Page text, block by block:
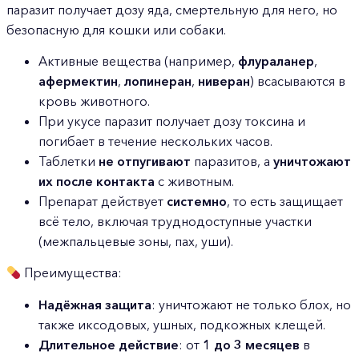
паразит получает дозу яда, смертельную для него, но
безопасную для кошки или собаки.
Активные вещества (например, флураланер,
афермектин,лопинеран, ниверан) всасываются в
кровь животного.
При укусе паразит получает дозу токсина и
погибает в течение нескольких часов.
Таблетки не отпугивают паразитов, а уничтожают
их после контакта с животным.
Препарат действует системно, то есть защищает
всё тело, включая труднодоступные участки
(межпальцевые зоны, пах, уши).
Преимущества:
Надёжная защита: уничтожают не только блох, но
также иксодовых, ушных, подкожных клещей.
Длительное действие: от 1 до 3 месяцев в